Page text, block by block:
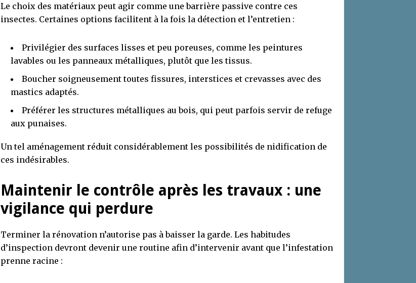
Le choix des matériaux peut agir comme une barrière passive contre ces
insectes. Certaines options facilitent à la fois la détection et l’entretien :
Privilégier des surfaces lisses et peu poreuses, comme les peintures
lavables ou les panneaux métalliques, plutôt que les tissus.
Boucher soigneusement toutes fissures, interstices et crevasses avec des
mastics adaptés.
Préférer les structures métalliques au bois, qui peut parfois servir de refuge
aux punaises.
Un tel aménagement réduit considérablement les possibilités de nidification de
ces indésirables.
Maintenir le contrôle après les travaux : une
vigilance qui perdure
Terminer la rénovation n’autorise pas à baisser la garde. Les habitudes
d’inspection devront devenir une routine afin d’intervenir avant que l’infestation
prenne racine :